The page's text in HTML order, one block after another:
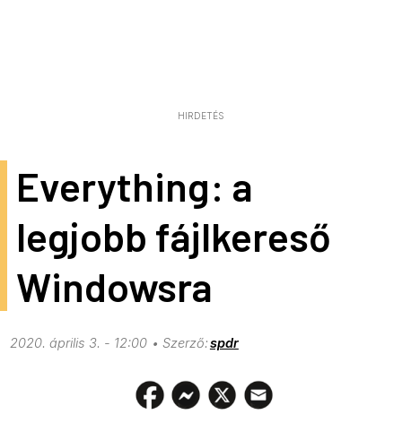
HIRDETÉS
Everything: a
legjobb fájlkereső
Windowsra
2020. április 3. - 12:00 spdr